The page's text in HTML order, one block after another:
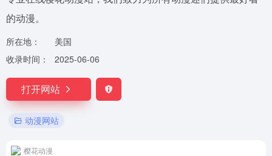
的动漫。
所在地：
美国
收录时间：
2025-06-06
打开网站
动漫网站
樱花动漫